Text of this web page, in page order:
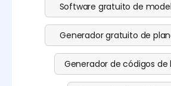
Software gratuito de
Generador gratuito de
Generador de códigos de